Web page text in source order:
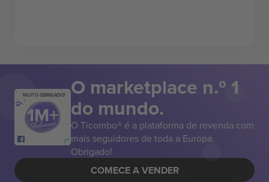
MUITO OBRIGADO! O marketplace n.º 1
do mundo.
O Ticombo® é a plataforma de revenda com
mais seguidores de toda a Europa.
Obrigado!
COMECE A VENDER